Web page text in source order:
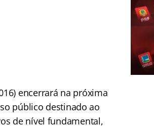
encerrará na próxima
público destinado ao
de nível fundamental,